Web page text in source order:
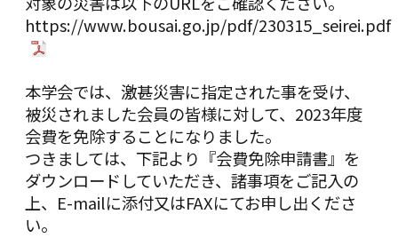
https://www.bousai.go.jp/pdf/230315_seirei.pdf
本学会では、激甚災害に指定された事を受け、
被災されました会員の皆様に対して、2023年度
会費を免除することになりました。
つきましては、下記より『会費免除申請書』を
ダウンロードしていただき、諸事項をご記入の
上、E-mailに添付又はFAXにてお申し出くださ
い。